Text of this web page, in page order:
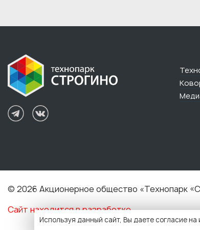
© 2026 Акционерное общество «Технопарк
Сайт находится в разработке.
Используя данный сайт, Вы даете согласие